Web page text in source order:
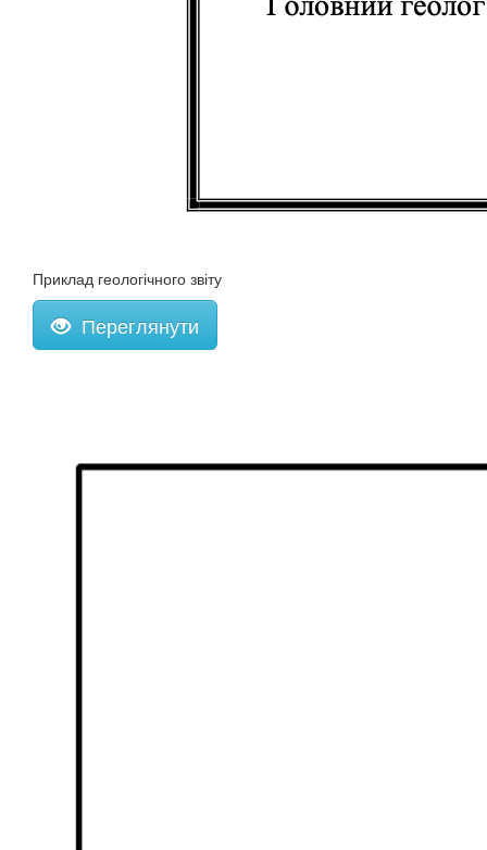
Приклад геологічного звіту
Переглянути